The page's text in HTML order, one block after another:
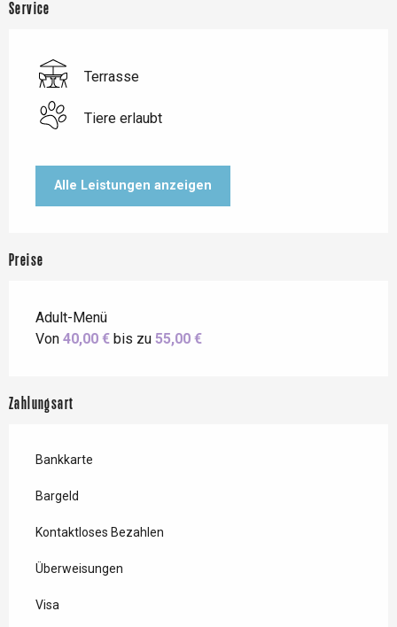
Service
Terrasse
Tiere erlaubt
Alle Leistungen anzeigen
Preise
Adult-Menü
Von 40,00 € bis zu 55,00 €
Zahlungsart
Bankkarte
Bargeld
Kontaktloses Bezahlen
Überweisungen
Visa